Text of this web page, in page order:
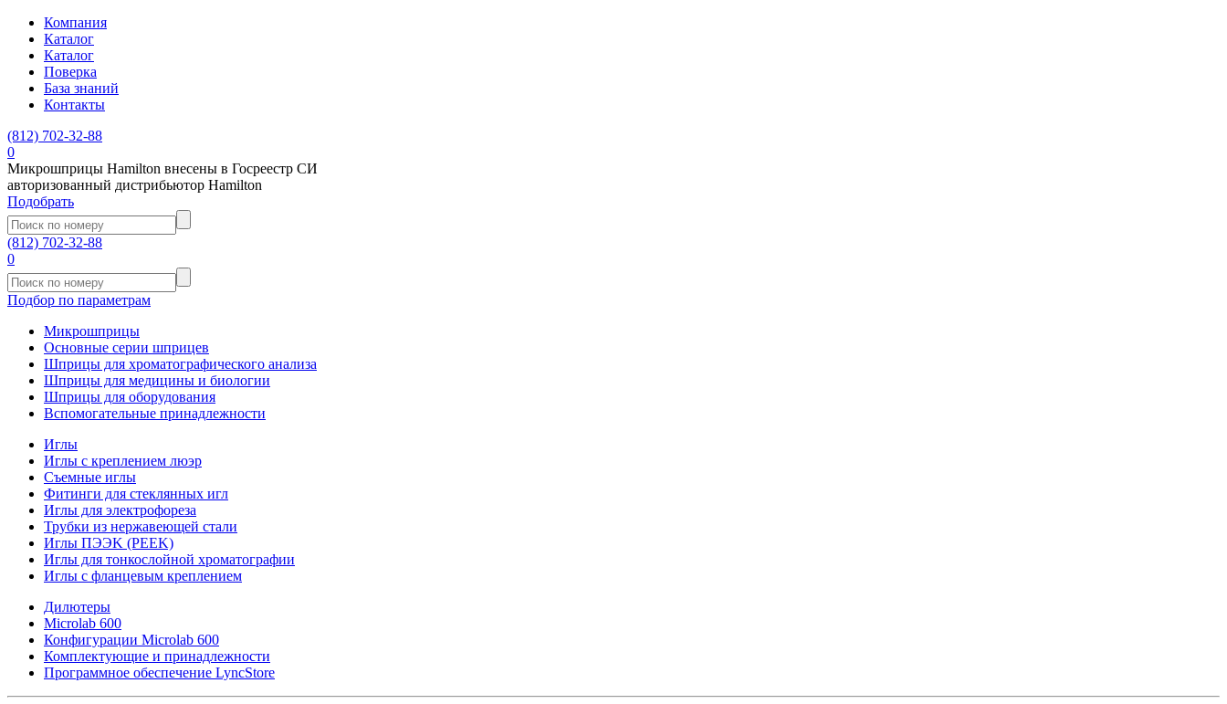
Компания
Каталог
Каталог
Поверка
База знаний
Контакты
(812) 702-32-88
0
Микрошприцы Hamilton внесены в Госреестр СИ
авторизованный дистрибьютор Hamilton
Подобрать
(812) 702-32-88
0
Подбор по параметрам
Микрошприцы
Основные серии шприцев
Шприцы для хроматографического анализа
Шприцы для медицины и биологии
Шприцы для оборудования
Вспомогательные принадлежности
Иглы
Иглы с креплением люэр
Съемные иглы
Фитинги для стеклянных игл
Иглы для электрофореза
Трубки из нержавеющей стали
Иглы ПЭЭK (PEEK)
Иглы для тонкослойной хроматографии
Иглы с фланцевым креплением
Дилютеры
Microlab 600
Конфигурации Microlab 600
Комплектующие и принадлежности
Программное обеспечение LyncStore